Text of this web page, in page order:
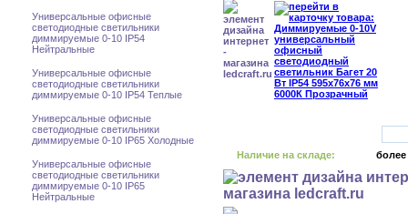
Универсальные офисные
светодиодные светильники
диммируемые 0-10 IP54
Нейтральные
Универсальные офисные
светодиодные светильники
диммируемые 0-10 IP54 Теплые
Универсальные офисные
светодиодные светильники
диммируемые 0-10 IP65 Холодные
Универсальные офисные
светодиодные светильники
диммируемые 0-10 IP65
Нейтральные
Наличие на складе: более